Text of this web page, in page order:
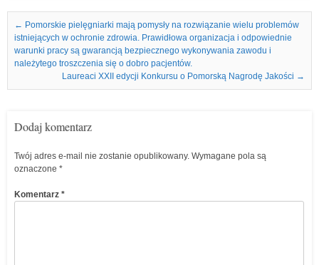
Nawigacja we wpisach
← Pomorskie pielęgniarki mają pomysły na rozwiązanie wielu problemów
istniejących w ochronie zdrowia. Prawidłowa organizacja i odpowiednie
warunki pracy są gwarancją bezpiecznego wykonywania zawodu i
należytego troszczenia się o dobro pacjentów.
Laureaci XXII edycji Konkursu o Pomorską Nagrodę Jakości →
Dodaj komentarz
Twój adres e-mail nie zostanie opublikowany. Wymagane pola są
oznaczone *
Komentarz *